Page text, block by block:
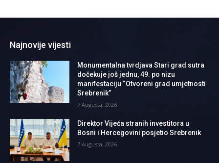
Najnovije vijesti
Monumentalna tvrdjava Stari grad sutra
dočekuje još jednu, 49. po nizu
manifestaciju “Otvoreni grad umjetnosti
Srebrenik”
7 Augusta, 2026
Direktor Vijeća stranih investitora u
Bosni i Hercegovini posjetio Srebrenik
7 Augusta, 2026